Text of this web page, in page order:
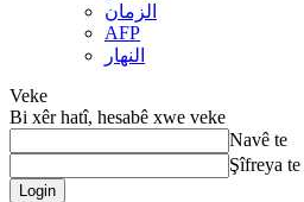
الزمان
AFP
النهار
Veke
Bi xêr hatî, hesabê xwe veke
Navê te
Şîfreya te